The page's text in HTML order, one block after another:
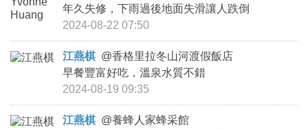
年久失修，下雨過後地面失滑讓人跌倒
2024-08-22 07:50
江燕棋 @香格里拉冬山河渡假飯店
早餐豐富好吃，溫泉水質不錯
2024-08-19 09:35
江燕棋 @養蜂人家蜂采館